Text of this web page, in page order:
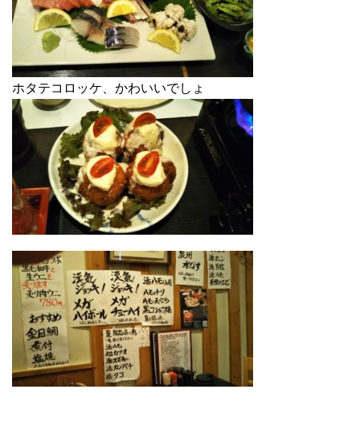
ホタテコロッケ、かわいいでしょ